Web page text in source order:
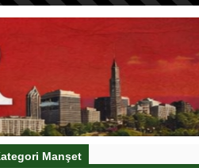
Manşet